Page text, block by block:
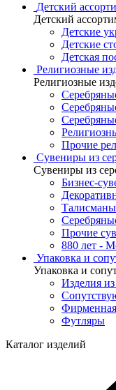
Детский
Детский
Детские
Детские
Детская
Религиозные
Религиозные
Прочие
Сувениры из
Сувениры из
Бизнес-
Талисманы
Прочие
880 лет -
Упаковка и
Упаковка и
Изделия
Футляры
Каталог изделий